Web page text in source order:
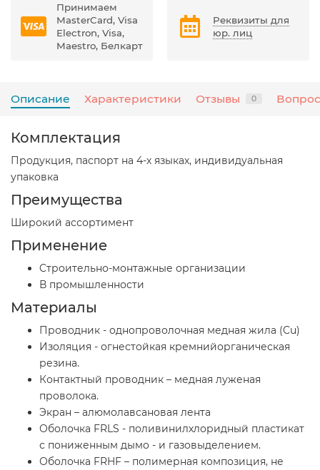
Принимаем
MasterCard, Visa
Electron, Visa,
Maestro, Белкарт
Реквизиты для
юр. лиц
Описание Характеристики Отзывы 0
Комплектация
Продукция, паспорт на 4-х языках, индивидуальная
упаковка
Преимущества
Широкий ассортимент
Применение
Cтроительно-монтажные организации
В промышленности
Материалы
Проводник - однопроволочная медная жила (Cu)
Изоляция - огнестойкая кремнийорганическая
резина.
Контактный проводник – медная луженая
проволока.
Экран – алюмолавсановая лента
Оболочка FRLS - поливинилхлоридный пластикат
с пониженным дымо - и газовыделением.
Оболочка FRHF – полимерная композиция, не